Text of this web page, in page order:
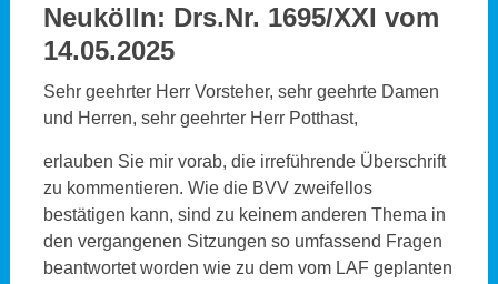
Neukölln: Drs.Nr. 1695/XXI vom
14.05.2025
Sehr geehrter Herr Vorsteher, sehr geehrte Damen
und Herren, sehr geehrter Herr Potthast,
erlauben Sie mir vorab, die irreführende Überschrift
zu kommentieren. Wie die BVV zweifellos
bestätigen kann, sind zu keinem anderen Thema in
den vergangenen Sitzungen so umfassend Fragen
beantwortet worden wie zu dem vom LAF geplanten